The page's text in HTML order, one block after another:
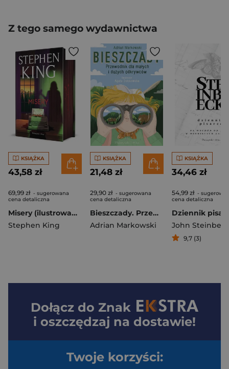
Z tego samego wydawnictwa
KSIĄŻKA
43,58 zł
69,99 zł - sugerowana
cena detaliczna
Misery (ilustrowane brzegi) wyd. 2026
Stephen King
KSIĄŻKA
21,48 zł
29,90 zł - sugerowana
cena detaliczna
Bieszczady. Przewodnik dla małych i dużych odkrywców
Adrian Markowski
KSIĄŻKA
34,46 zł
54,99 zł -
cena detaliczna
John
9,7 (3)
Dołącz do Znak
i oszczędzaj na dostawie!
Twoje korzyści: